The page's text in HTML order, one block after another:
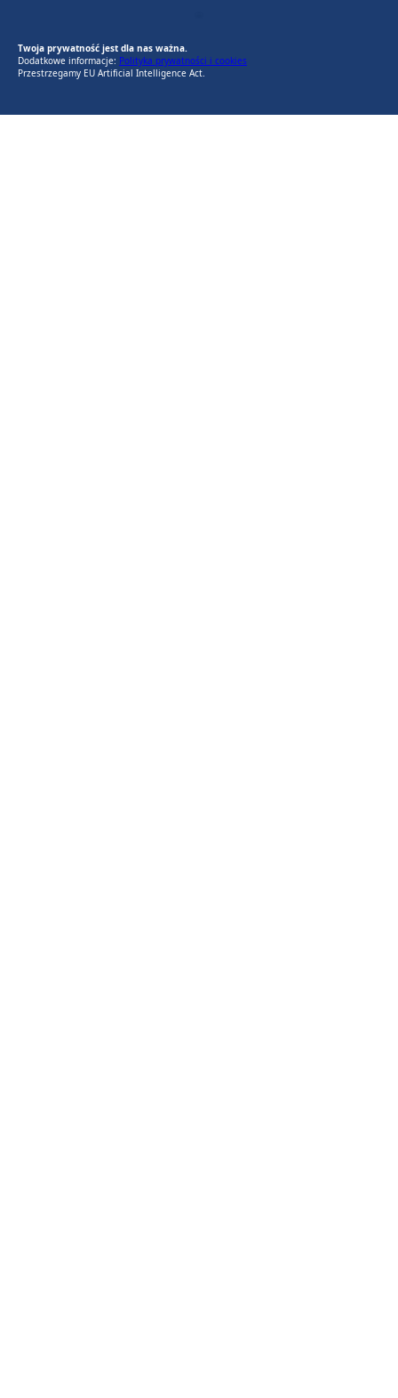
Twoja prywatność jest dla nas ważna.
Dodatkowe informacje: Polityka prywatności i cookies
Przestrzegamy EU Artificial Intelligence Act.